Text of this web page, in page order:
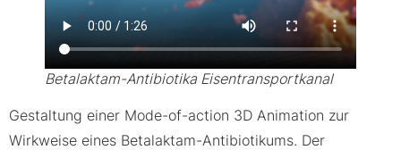
Betalaktam-Antibiotika Eisentransportkanal
Gestaltung einer Mode-of-action 3D Animation zur
Wirkweise eines Betalaktam-Antibiotikums. Der